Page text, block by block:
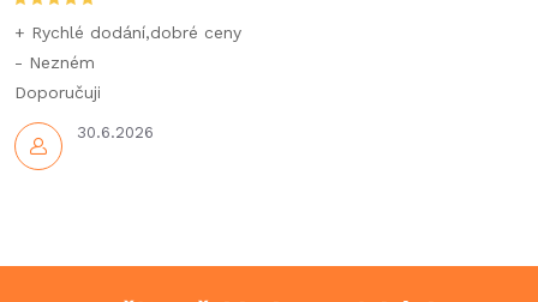
30.6.2026
+ Rychlé dodání,dobré ceny
- Nezném
Doporučuji